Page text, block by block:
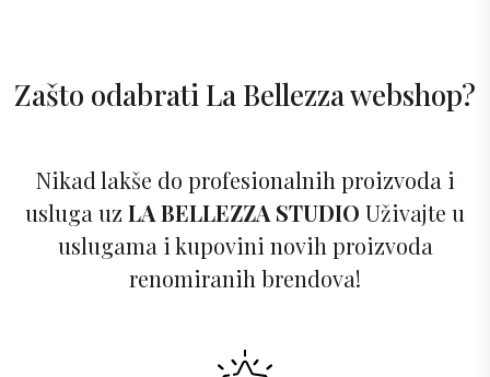
Zašto odabrati La Bellezza webshop?
Nikad lakše do profesionalnih proizvoda i
usluga uz LA BELLEZZA STUDIO Uživajte u
uslugama i kupovini novih proizvoda
renomiranih brendova!